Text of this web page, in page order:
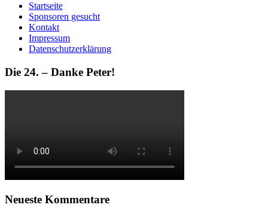
Startseite
Sponsoren gesucht
Kontakt
Impressum
Datenschutzerklärung
Die 24. – Danke Peter!
Neueste Kommentare